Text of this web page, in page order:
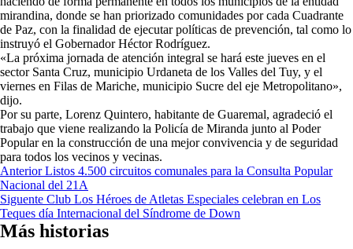
mirandina, donde se han priorizado comunidades por cada Cuadrante
de Paz, con la finalidad de ejecutar políticas de prevención, tal como lo
instruyó el Gobernador Héctor Rodríguez.
«La próxima jornada de atención integral se hará este jueves en el
sector Santa Cruz, municipio Urdaneta de los Valles del Tuy, y el
viernes en Filas de Mariche, municipio Sucre del eje Metropolitano»,
dijo.
Por su parte, Lorenz Quintero, habitante de Guaremal, agradeció el
trabajo que viene realizando la Policía de Miranda junto al Poder
Popular en la construcción de una mejor convivencia y de seguridad
para todos los vecinos y vecinas.
Navegación
de
entradas
AnteriorListos 4.500 circuitos comunales para la Consulta Popular
Nacional del 21A
Siguente Club Los Héroes de Atletas Especiales celebran en Los
Teques día Internacional del Síndrome de Down
Más historias